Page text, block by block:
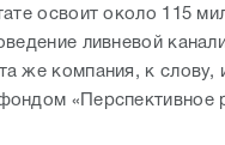
освоит около 115
ливневой
же компания, к слову,
«Перспективное